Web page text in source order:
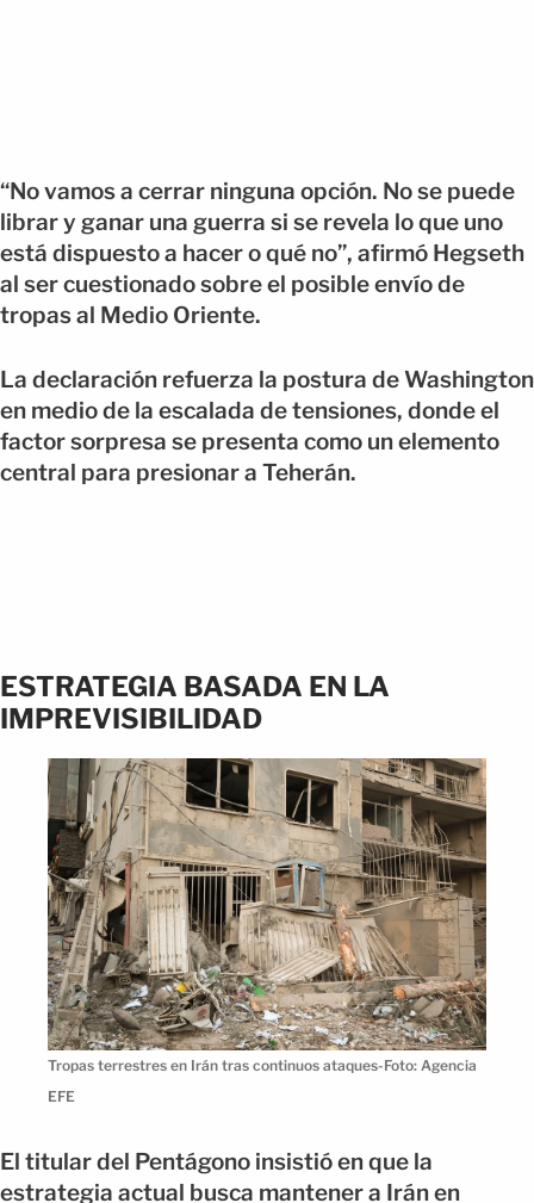
“No vamos a cerrar ninguna opción. No se puede
librar y ganar una guerra si se revela lo que uno
está dispuesto a hacer o qué no”, afirmó Hegseth
al ser cuestionado sobre el posible envío de
tropas al Medio Oriente.
La declaración refuerza la postura de Washington
en medio de la escalada de tensiones, donde el
factor sorpresa se presenta como un elemento
central para presionar a Teherán.
ESTRATEGIA BASADA EN LA
IMPREVISIBILIDAD
Tropas terrestres en Irán tras continuos ataques-Foto: Agencia
EFE
El titular del Pentágono insistió en que la
estrategia actual busca mantener a Irán en